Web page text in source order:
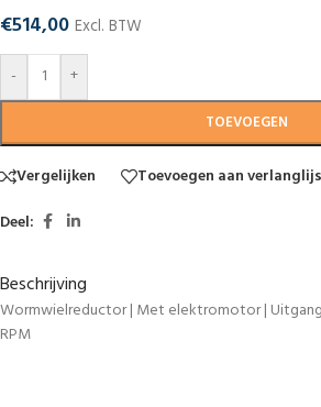
€514,00 Excl. BTW
-
+
TOEVOEGEN
Vergelijken
Toevoegen aan
Deel:
Beschrijving
Wormwielreductor | Met elektromotor |
RPM